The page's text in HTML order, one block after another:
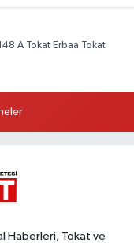
A Tokat Erbaa Tokat
Haberleri, Tokat ve